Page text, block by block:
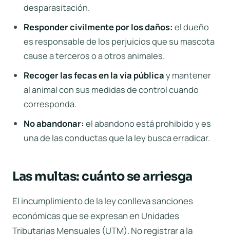
desparasitación.
Responder civilmente por los daños: el dueño
es responsable de los perjuicios que su mascota
cause a terceros o a otros animales.
Recoger las fecas en la vía públicay mantener
al animal con sus medidas de control cuando
corresponda.
No abandonar: el abandono está prohibido y es
una de las conductas que la ley busca erradicar.
Las multas: cuánto se arriesga
El incumplimiento de la ley conlleva sanciones
económicas que se expresan en Unidades
Tributarias Mensuales (UTM). No registrar a la